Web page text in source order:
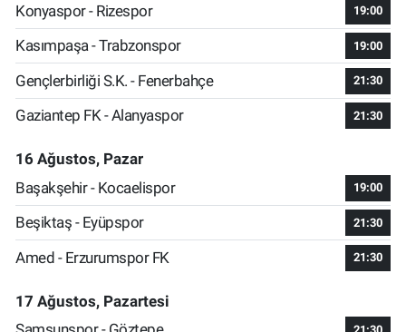
Konyaspor - Rizespor
19:00
Kasımpaşa - Trabzonspor 19:00
Gençlerbirliği S.K. - Fenerbahçe 21:30
Gaziantep FK - Alanyaspor 21:30
16 Ağustos, Pazar
Başakşehir - Kocaelispor
19:00
Beşiktaş - Eyüpspor 21:30
Amed - Erzurumspor FK 21:30
17 Ağustos, Pazartesi